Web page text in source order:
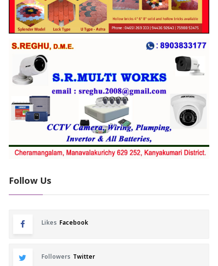
Follow Us
Likes Facebook
Followers Twitter